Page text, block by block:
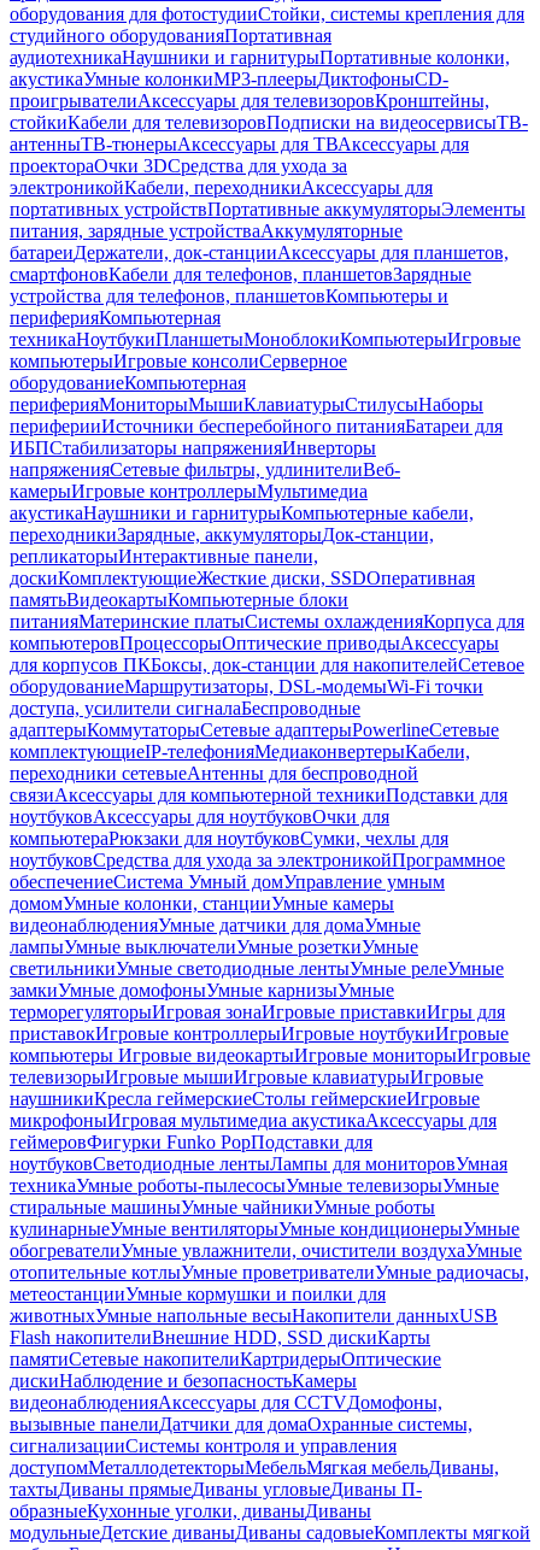
оборудования для фотостудииСтойки, системы крепления для
студийного оборудованияПортативная
аудиотехникаНаушники и гарнитурыПортативные колонки,
акустикаУмные колонкиMP3-плеерыДиктофоныCD-
проигрывателиАксессуары для телевизоровКронштейны,
стойкиКабели для телевизоровПодписки на видеосервисыТВ-
антенныТВ-тюнерыАксессуары для ТВАксессуары для
проектораОчки 3DСредства для ухода за
электроникойКабели, переходникиАксессуары для
портативных устройствПортативные аккумуляторыЭлементы
питания, зарядные устройстваАккумуляторные
батареиДержатели, док-станцииАксессуары для планшетов,
смартфоновКабели для телефонов, планшетовЗарядные
устройства для телефонов, планшетовКомпьютеры и
периферияКомпьютерная
техникаНоутбукиПланшетыМоноблокиКомпьютерыИгровые
компьютерыИгровые консолиСерверное
оборудованиеКомпьютерная
периферияМониторыМышиКлавиатурыСтилусыНаборы
периферииИсточники бесперебойного питанияБатареи для
ИБПСтабилизаторы напряженияИнверторы
напряженияСетевые фильтры, удлинителиВеб-
камерыИгровые контроллерыМультимедиа
акустикаНаушники и гарнитурыКомпьютерные кабели,
переходникиЗарядные, аккумуляторыДок-станции,
репликаторыИнтерактивные панели,
доскиКомплектующиеЖесткие диски, SSDОперативная
памятьВидеокартыКомпьютерные блоки
питанияМатеринские платыСистемы охлажденияКорпуса для
компьютеровПроцессорыОптические приводыАксессуары
для корпусов ПКБоксы, док-станции для накопителейСетевое
оборудованиеМаршрутизаторы, DSL-модемыWi-Fi точки
доступа, усилители сигналаБеспроводные
адаптерыКоммутаторыСетевые адаптерыPowerlineСетевые
комплектующиеIP-телефонияМедиаконвертерыКабели,
переходники сетевыеАнтенны для беспроводной
связиАксессуары для компьютерной техникиПодставки для
ноутбуковАксессуары для ноутбуковОчки для
компьютераРюкзаки для ноутбуковСумки, чехлы для
ноутбуковСредства для ухода за электроникойПрограммное
обеспечениеСистема Умный домУправление умным
домомУмные колонки, станцииУмные камеры
видеонаблюденияУмные датчики для домаУмные
лампыУмные выключателиУмные розеткиУмные
светильникиУмные светодиодные лентыУмные релеУмные
замкиУмные домофоныУмные карнизыУмные
терморегуляторыИгровая зонаИгровые приставкиИгры для
приставокИгровые контроллерыИгровые ноутбукиИгровые
компьютеры Игровые видеокартыИгровые мониторыИгровые
телевизорыИгровые мышиИгровые клавиатурыИгровые
наушникиКресла геймерскиеСтолы геймерскиеИгровые
микрофоныИгровая мультимедиа акустикаАксессуары для
геймеровФигурки Funko PopПодставки для
ноутбуковСветодиодные лентыЛампы для мониторовУмная
техникаУмные роботы-пылесосыУмные телевизорыУмные
стиральные машиныУмные чайникиУмные роботы
кулинарныеУмные вентиляторыУмные кондиционерыУмные
обогревателиУмные увлажнители, очистители воздухаУмные
отопительные котлыУмные проветривателиУмные радиочасы,
метеостанцииУмные кормушки и поилки для
животныхУмные напольные весыНакопители данныхUSB
Flash накопителиВнешние HDD, SSD дискиКарты
памятиСетевые накопителиКартридерыОптические
дискиНаблюдение и безопасностьКамеры
видеонаблюденияАксессуары для CCTVДомофоны,
вызывные панелиДатчики для домаОхранные системы,
сигнализацииСистемы контроля и управления
доступомМеталлодетекторыМебельМягкая мебельДиваны,
тахтыДиваны прямыеДиваны угловыеДиваны П-
образныеКухонные уголки, диваныДиваны
модульныеДетские диваныДиваны садовыеКомплекты мягкой